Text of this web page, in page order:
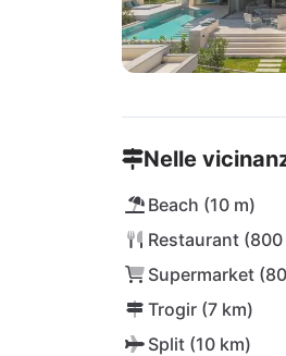
Nelle
Beach (10 m)
Restaurant (800
Supermarket
Trogir (7 km)
Split (10 km)